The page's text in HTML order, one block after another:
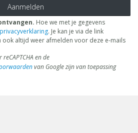
Aanmelden
Hoe we met je gegevens
privacyverklaring. Je kan je via de link
altijd weer afmelden voor deze e-mails
en de
van Google zijn van toepassing